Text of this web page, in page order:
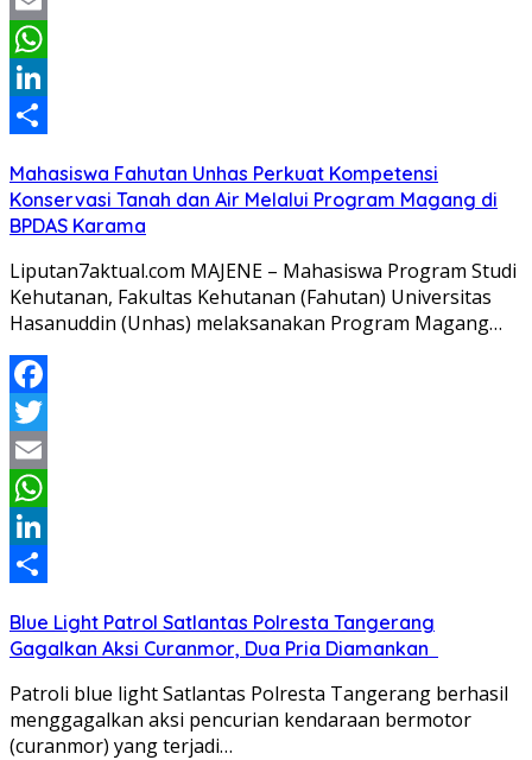
Email
WhatsApp
LinkedIn
Mahasiswa Fahutan Unhas Perkuat Kompetensi
Konservasi Tanah dan Air Melalui Program Magang di
BPDAS Karama
Liputan7aktual.com MAJENE – Mahasiswa Program Studi
Kehutanan, Fakultas Kehutanan (Fahutan) Universitas
Hasanuddin (Unhas) melaksanakan Program Magang…
Facebook
Twitter
Email
WhatsApp
LinkedIn
Blue Light Patrol Satlantas Polresta Tangerang
Gagalkan Aksi Curanmor, Dua Pria Diamankan
Patroli blue light Satlantas Polresta Tangerang berhasil
menggagalkan aksi pencurian kendaraan bermotor
(curanmor) yang terjadi…